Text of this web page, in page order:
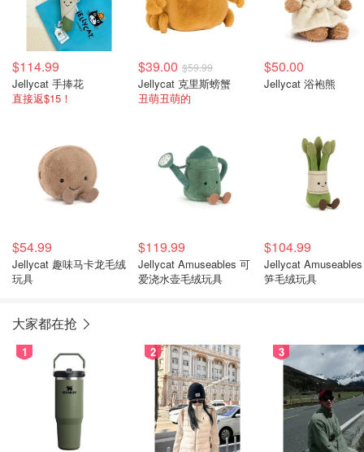
$114.99
Jellycat 手捧花
直接返$15！
$39.00 $59.99
Jellycat 克里斯螃蟹
丑萌丑萌的
$50.00
Jellycat 浴袍熊
$54.99
Jellycat 趣味马卡龙毛绒
玩具
$119.99
Jellycat Amuseables 可
爱浇水壶毛绒玩具
$104.99
Jellycat Amuseables 芦
笋毛绒玩具
大家都在抢
1 2 3